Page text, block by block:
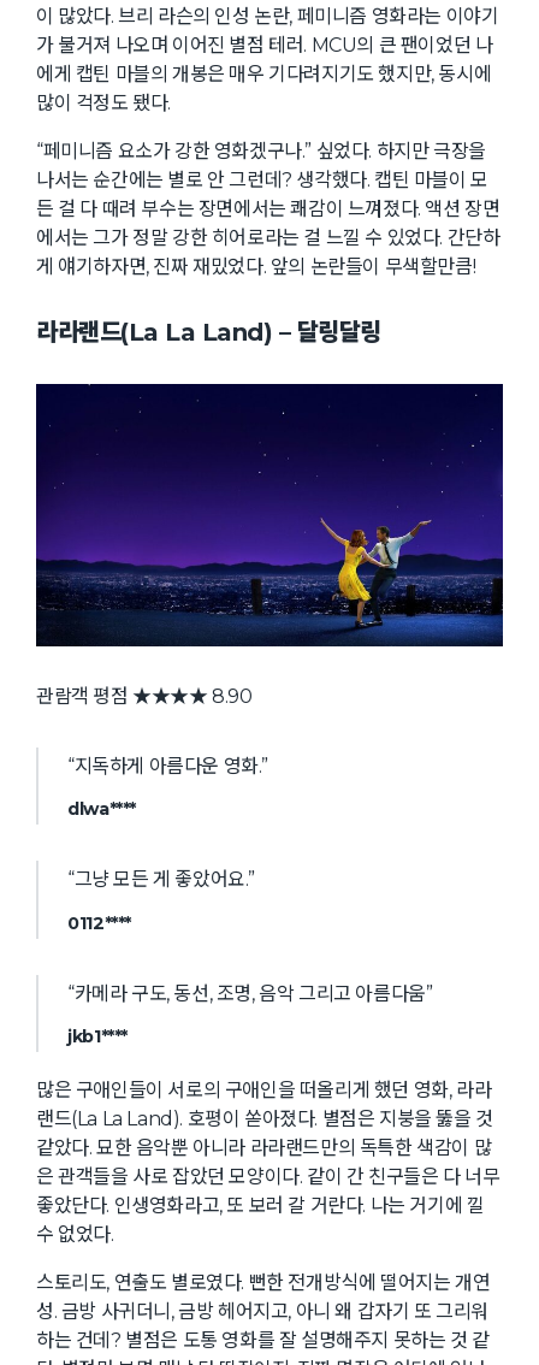
이 많았다. 브리 라슨의 인성 논란, 페미니즘 영화라는 이야기
가 불거져 나오며 이어진 별점 테러. MCU의 큰 팬이었던 나
에게 캡틴 마블의 개봉은 매우 기다려지기도 했지만, 동시에
많이 걱정도 됐다.
“페미니즘 요소가 강한 영화겠구나.” 싶었다. 하지만 극장을
나서는 순간에는 별로 안 그런데? 생각했다. 캡틴 마블이 모
든 걸 다 때려 부수는 장면에서는 쾌감이 느껴졌다. 액션 장면
에서는 그가 정말 강한 히어로라는 걸 느낄 수 있었다. 간단하
게 얘기하자면, 진짜 재밌었다. 앞의 논란들이 무색할만큼!
라라랜드(La La Land) – 달링달링
관람객 평점 ★★★★ 8.90
“지독하게 아름다운 영화.”
dlwa****
“그냥 모든 게 좋았어요.”
0112****
“카메라 구도, 동선, 조명, 음악 그리고 아름다움”
jkb1****
많은 구애인들이 서로의 구애인을 떠올리게 했던 영화, 라라
랜드(La La Land). 호평이 쏟아졌다. 별점은 지붕을 뚫을 것
같았다. 묘한 음악뿐 아니라 라라랜드만의 독특한 색감이 많
은 관객들을 사로 잡았던 모양이다. 같이 간 친구들은 다 너무
좋았단다. 인생영화라고, 또 보러 갈 거란다. 나는 거기에 낄
수 없었다.
스토리도, 연출도 별로였다. 뻔한 전개방식에 떨어지는 개연
성. 금방 사귀더니, 금방 헤어지고, 아니 왜 갑자기 또 그리워
하는 건데? 별점은 도통 영화를 잘 설명해주지 못하는 것 같